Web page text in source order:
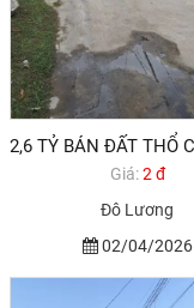
Giá:2 đ
Đô Lương
02/04/2026